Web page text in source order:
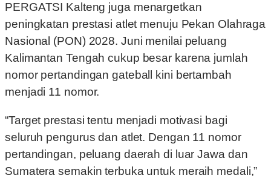
PERGATSI Kalteng juga menargetkan
peningkatan prestasi atlet menuju Pekan Olahraga
Nasional (PON) 2028. Juni menilai peluang
Kalimantan Tengah cukup besar karena jumlah
nomor pertandingan gateball kini bertambah
menjadi 11 nomor.
“Target prestasi tentu menjadi motivasi bagi
seluruh pengurus dan atlet. Dengan 11 nomor
pertandingan, peluang daerah di luar Jawa dan
Sumatera semakin terbuka untuk meraih medali,”